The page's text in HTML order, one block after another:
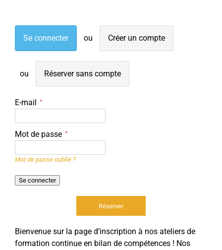
Se connecter Créer un compte
Réserver sans compte
E-mail
Mot de passe
Mot de passe oublié ?
Bienvenue sur la page d’inscription à nos ateliers de
formation continue en bilan de compétences ! Nos